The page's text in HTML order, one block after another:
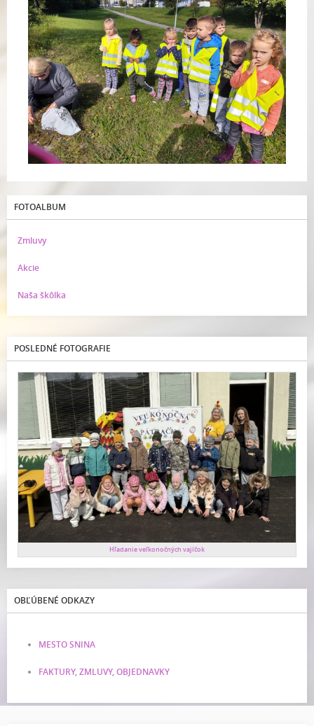
FOTOALBUM
Zmluvy
Akcie
Naša škôlka
POSLEDNÉ FOTOGRAFIE
Hľadanie veľkonočných vajíčok
OBĽÚBENÉ ODKAZY
MESTO SNINA
FAKTURY, ZMLUVY, OBJEDNAVKY